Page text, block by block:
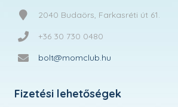
2040 Budaörs, Farkasréti út 61.
+36 30 730 0480
bolt@momclub.hu
Fizetési lehetőségek